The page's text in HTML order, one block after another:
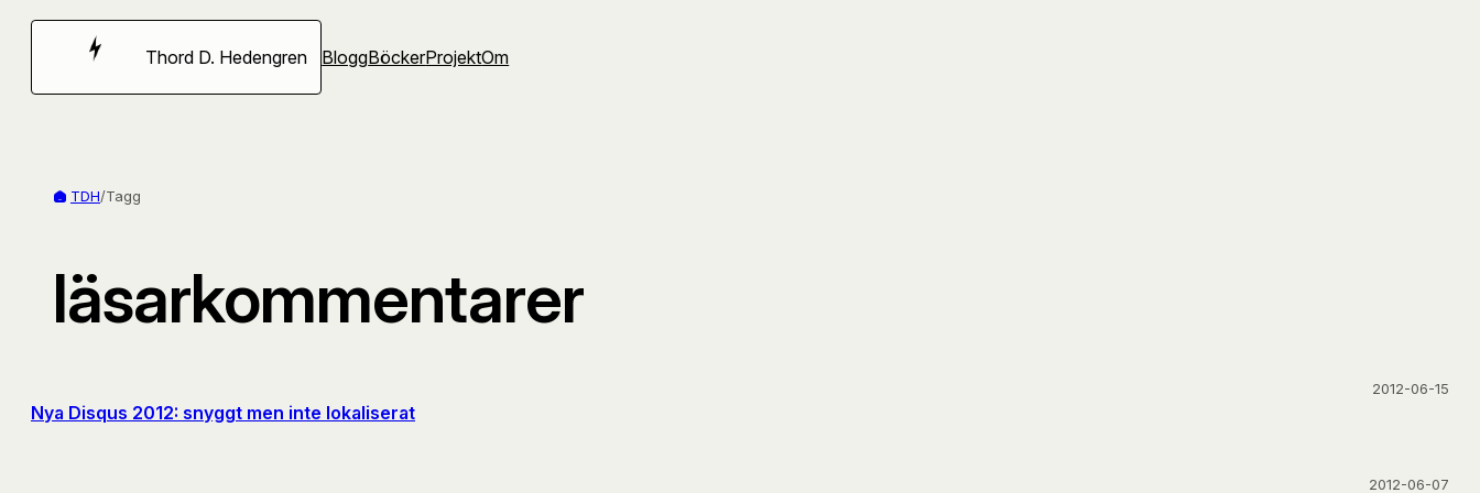
Hoppa
Thord D. Hedengren BloggBöckerProjektOm
TDH/Tagg
läsarkommentarer
Nya Disqus 2012: snyggt men inte lokaliserat
2012-06-15
2012-06-07